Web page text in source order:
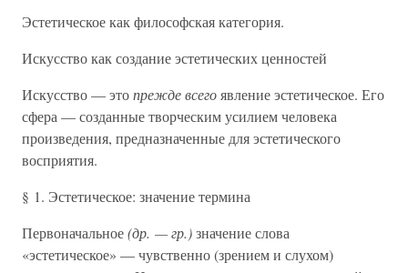
Эстетическое как философская категория.
Искусство как создание эстетических ценностей
Искусство — этопрежде всегоявление эстетическое. Его
сфера — созданные творческим усилием человека
произведения, предназначенные для эстетического
восприятия.
§ 1. Эстетическое: значение термина
Первоначальное(др. — гр.)значение слова
«эстетическое» — чувственно (зрением и слухом)